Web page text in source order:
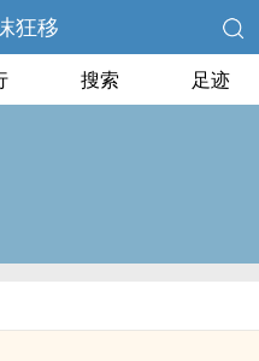
狂移
搜索 足迹